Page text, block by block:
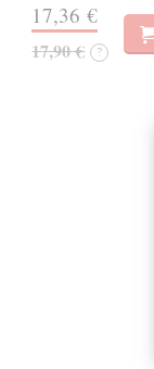
17,36 €
17,90 € ?